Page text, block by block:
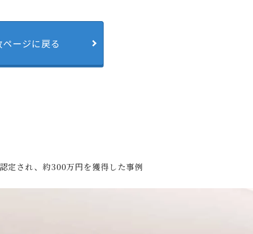
ージに戻る
定され、約300万円を獲得した事例